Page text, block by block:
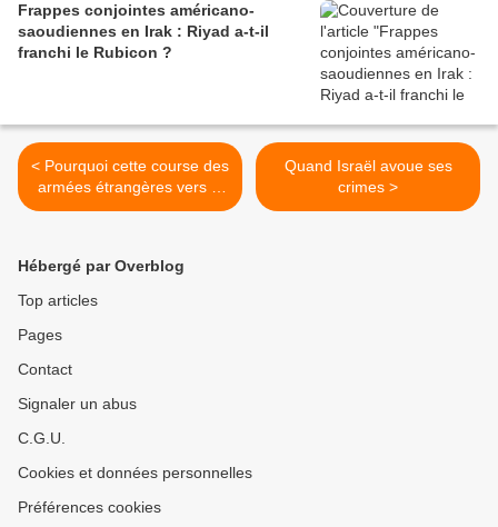
Frappes conjointes américano-
saoudiennes en Irak : Riyad a-t-il
franchi le Rubicon ?
< Pourquoi cette course des
armées étrangères vers le
Niger?
Quand Israël avoue ses
crimes >
Hébergé par Overblog
Top articles
Pages
Contact
Signaler un abus
C.G.U.
Cookies et données personnelles
Préférences cookies